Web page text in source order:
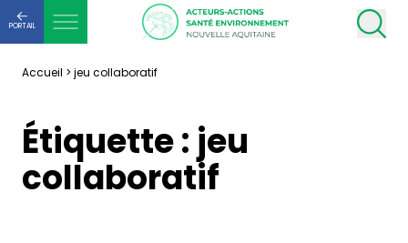
PORTAIL
Accueil > jeu collaboratif
Étiquette : jeu
collaboratif